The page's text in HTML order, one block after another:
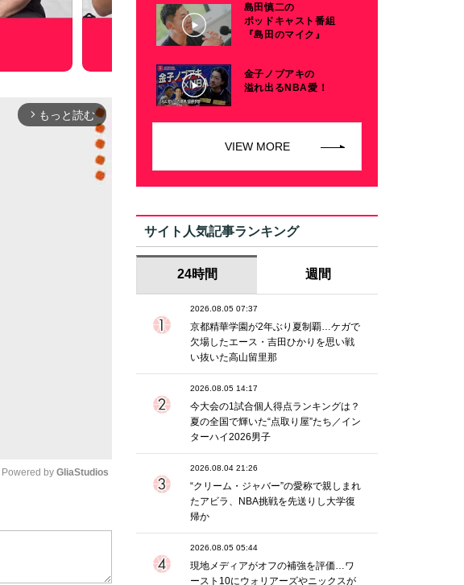
arrow_forward_ios もっと読む
Powered by GliaStudios
島田慎二の
ポッドキャスト番組
『島田のマイク』
金子ノブアキの
溢れ出るNBA愛！
VIEW MORE
サイト人気記事ランキング
24時間 週間
2026.08.05 07:37
京都精華学園が2年ぶり夏制覇…ケガで
欠場したエース・吉田ひかりを思い戦
い抜いた高山留里那
2026.08.05 14:17
今大会の1試合個人得点ランキングは？
夏の全国で輝いた“点取り屋”たち／イン
ターハイ2026男子
2026.08.04 21:26
“クリーム・ジャバー”の愛称で親しまれ
たアビラ、NBA挑戦を先送りし大学復
帰か
2026.08.05 05:44
現地メディアがオフの補強を評価…ワ
ースト10にウォリアーズやニックスが